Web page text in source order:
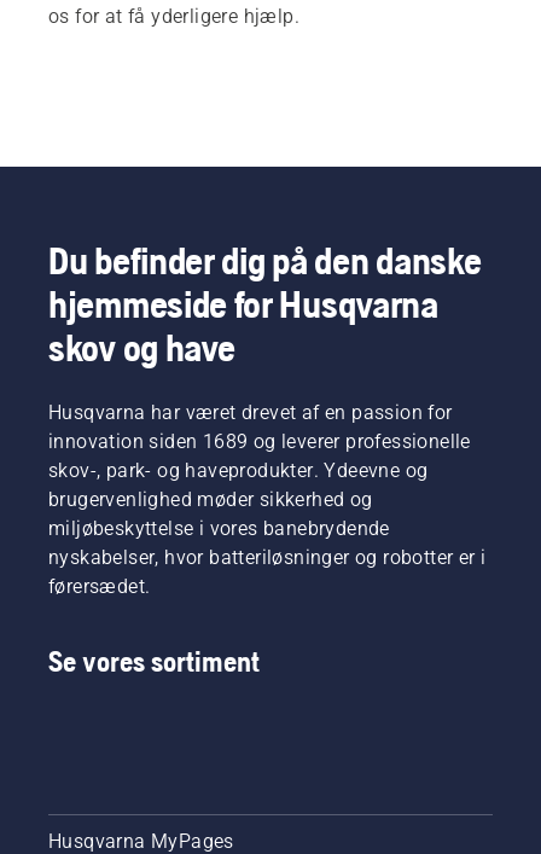
os for at få yderligere hjælp.
Du befinder dig på den danske
hjemmeside for Husqvarna
skov og have
Husqvarna har været drevet af en passion for
innovation siden 1689 og leverer professionelle
skov-, park- og haveprodukter. Ydeevne og
brugervenlighed møder sikkerhed og
miljøbeskyttelse i vores banebrydende
nyskabelser, hvor batteriløsninger og robotter er i
førersædet.
Se vores sortiment
Husqvarna MyPages